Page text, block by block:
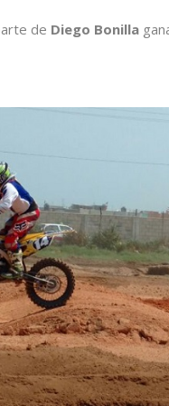
de Diego Bonilla